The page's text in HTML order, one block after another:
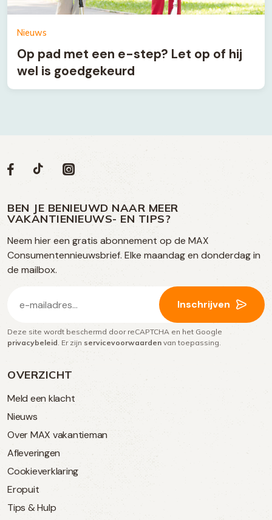
Nieuws
Op pad met een e-step? Let op of hij
wel is goedgekeurd
OVERZICHT
Meld een klacht
Nieuws
Over MAX vakantieman
Afleveringen
Cookieverklaring
Eropuit
Tips & Hulp
Volg
op
social
media
Social
Volg
op
Facebook
Volg
op
TikTok
Volg
op
Instagram
BEN JE BENIEUWD NAAR MEER
VAKANTIENIEUWS- EN TIPS?
Neem hier een gratis abonnement op de MAX
Consumentennieuwsbrief. Elke maandag en donderdag in
de mailbox.
mailadres
(Vereist)
Inschrijven
Deze site wordt beschermd door reCAPTCHA en het Google
privacybeleid . Er zijn servicevoorwaarden van toepassing.